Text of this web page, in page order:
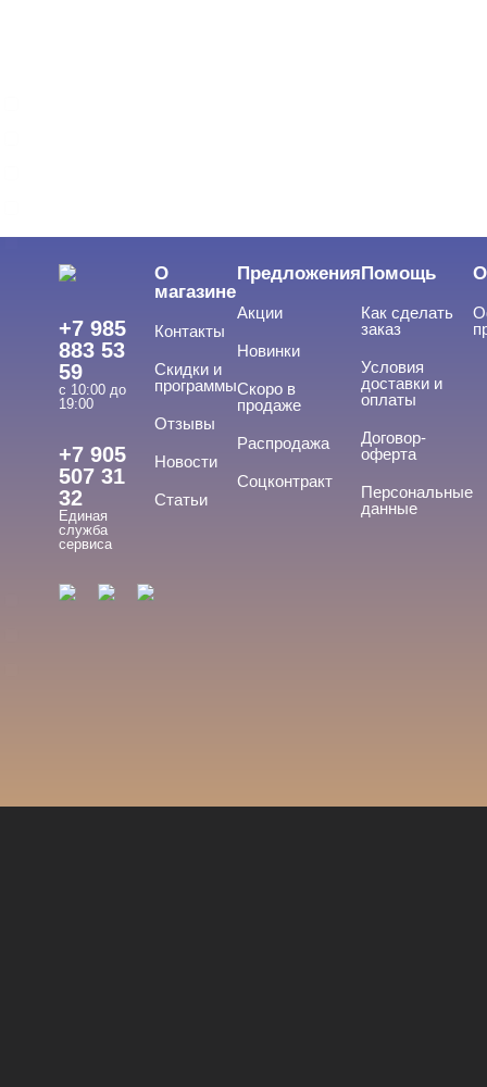
BENOVY
Показать все
ЦЕНА Cвернуть
ПРИМЕНЕНИЕ Cвернуть
Для ногтей
+7 985
883 53
59
с 10:00 до
19:00
+7 905
507 31
32
Единая
служба
сервиса
О
магазине
Контакты
Скидки и
программы
Отзывы
Новости
Статьи
Предложения
Акции
Новинки
Скоро в
продаже
Распродажа
Соцконтракт
Помощь
Как сделать
заказ
Условия
доставки и
оплаты
Договор-
оферта
Персональные
данные